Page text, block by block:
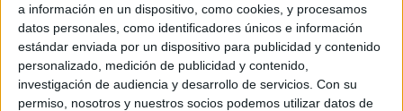
a información en un dispositivo, como cookies, y procesamos
datos personales, como identificadores únicos e información
estándar enviada por un dispositivo para publicidad y contenido
personalizado, medición de publicidad y contenido,
investigación de audiencia y desarrollo de servicios. Con su
permiso, nosotros y nuestros socios podemos utilizar datos de
El PROCARSSE incluye 22 módulos organizados en 5
bloques temáticos y actividades de intercambio,
integración y extensión, con un total de 95 horas de
formación.